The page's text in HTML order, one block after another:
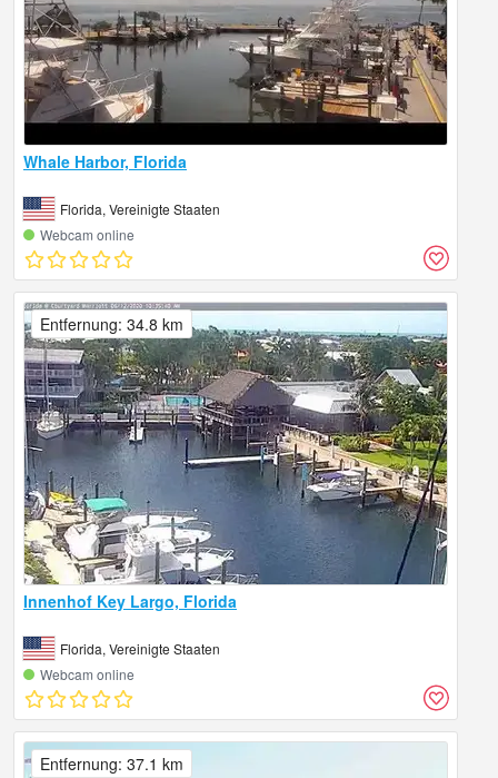
Whale Harbor, Florida
Florida, Vereinigte Staaten
Webcam online
Innenhof Key Largo, Florida
Florida, Vereinigte Staaten
Webcam online
Entfernung: 34.8 km
Entfernung: 37.1 km